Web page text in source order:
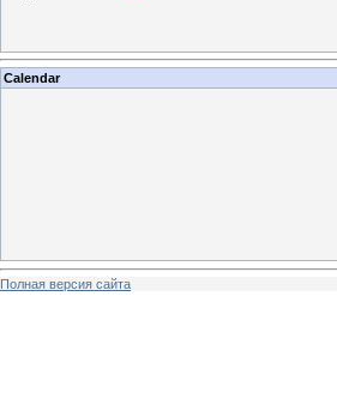
Calendar
Полная версия сайта